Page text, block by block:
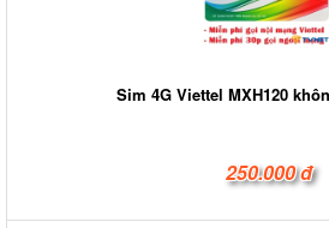
Sim 4G Viettel MXH120
250.000 đ